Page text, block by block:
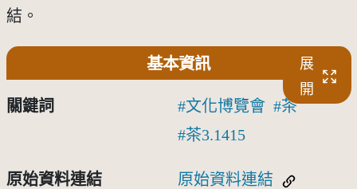
結。
基本資訊
展
開
關鍵詞 文化博覽會
茶
茶3.1415
原始資料連結 原始資料連結